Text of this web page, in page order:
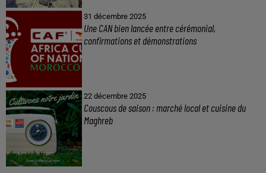
31 décembre 2025
Une CAN bien lancée entre cérémonial,
confirmations et démonstrations
22 décembre 2025
Couscous de saison : marché local et cuisine du
Maghreb